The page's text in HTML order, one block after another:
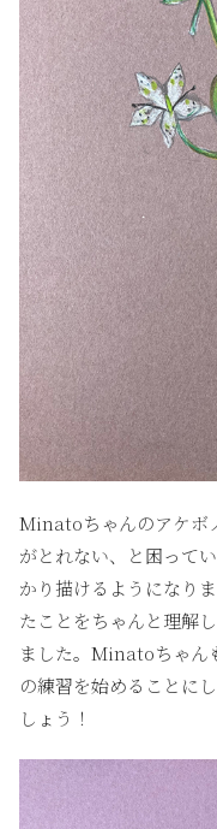
Minatoちゃんのアケボ
がとれない、と困って
かり描けるようになり
たことをちゃんと理解
ました。Minatoちゃん
の練習を始めることに
しょう！